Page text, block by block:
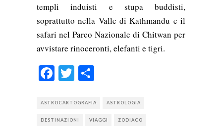
templi induisti e stupa buddisti,
soprattutto nella Valle di Kathmandu e il
safari nel Parco Nazionale di Chitwan per
avvistare rinoceronti, elefanti e tigri.
Facebook
Twitter
ASTROCARTOGRAFIA ASTROLOGIA
DESTINAZIONI VIAGGI ZODIACO